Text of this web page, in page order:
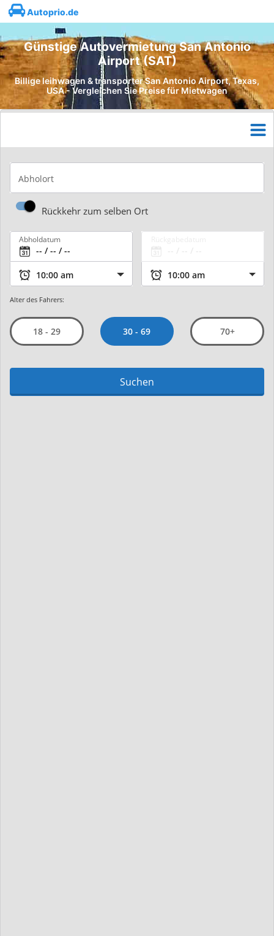
Autoprio.de
Günstige Autovermietung San Antonio
Airport (SAT)
Billige leihwagen & transporter San Antonio Airport, Texas,
USA - Vergleichen Sie Preise für Mietwagen
Abholort
Rückkehr zum selben Ort
Abholdatum
Alter des Fahrers:
18 - 29 30 - 69 70+
Suchen